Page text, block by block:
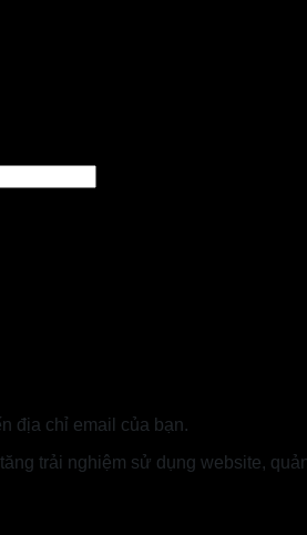
địa chỉ email của bạn.
trải nghiệm sử dụng website,